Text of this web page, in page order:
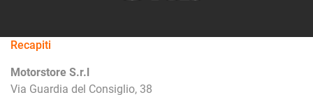
Recapiti
Motorstore S.r.l
Via Guardia del Consiglio, 38